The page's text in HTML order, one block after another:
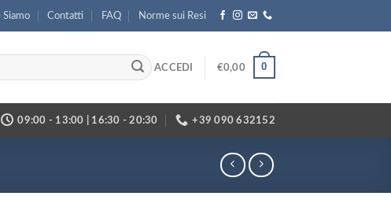
Siamo Contatti FAQ Norme sui Resi
ACCEDI €0,00 0
09:00 - 13:00 | 16:30 - 20:30 +39 090 632152